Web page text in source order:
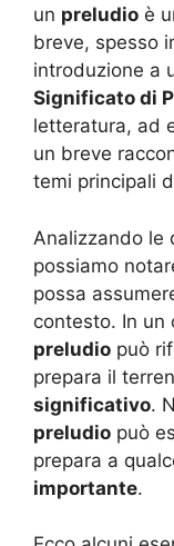
un preludio è
breve, spesso
introduzione a
Significato di
letteratura, ad
un breve
temi principali
Analizzando le
possiamo
possa
contesto. In un
preludio può
prepara il
significativo.
preludio può
prepara a
importante.